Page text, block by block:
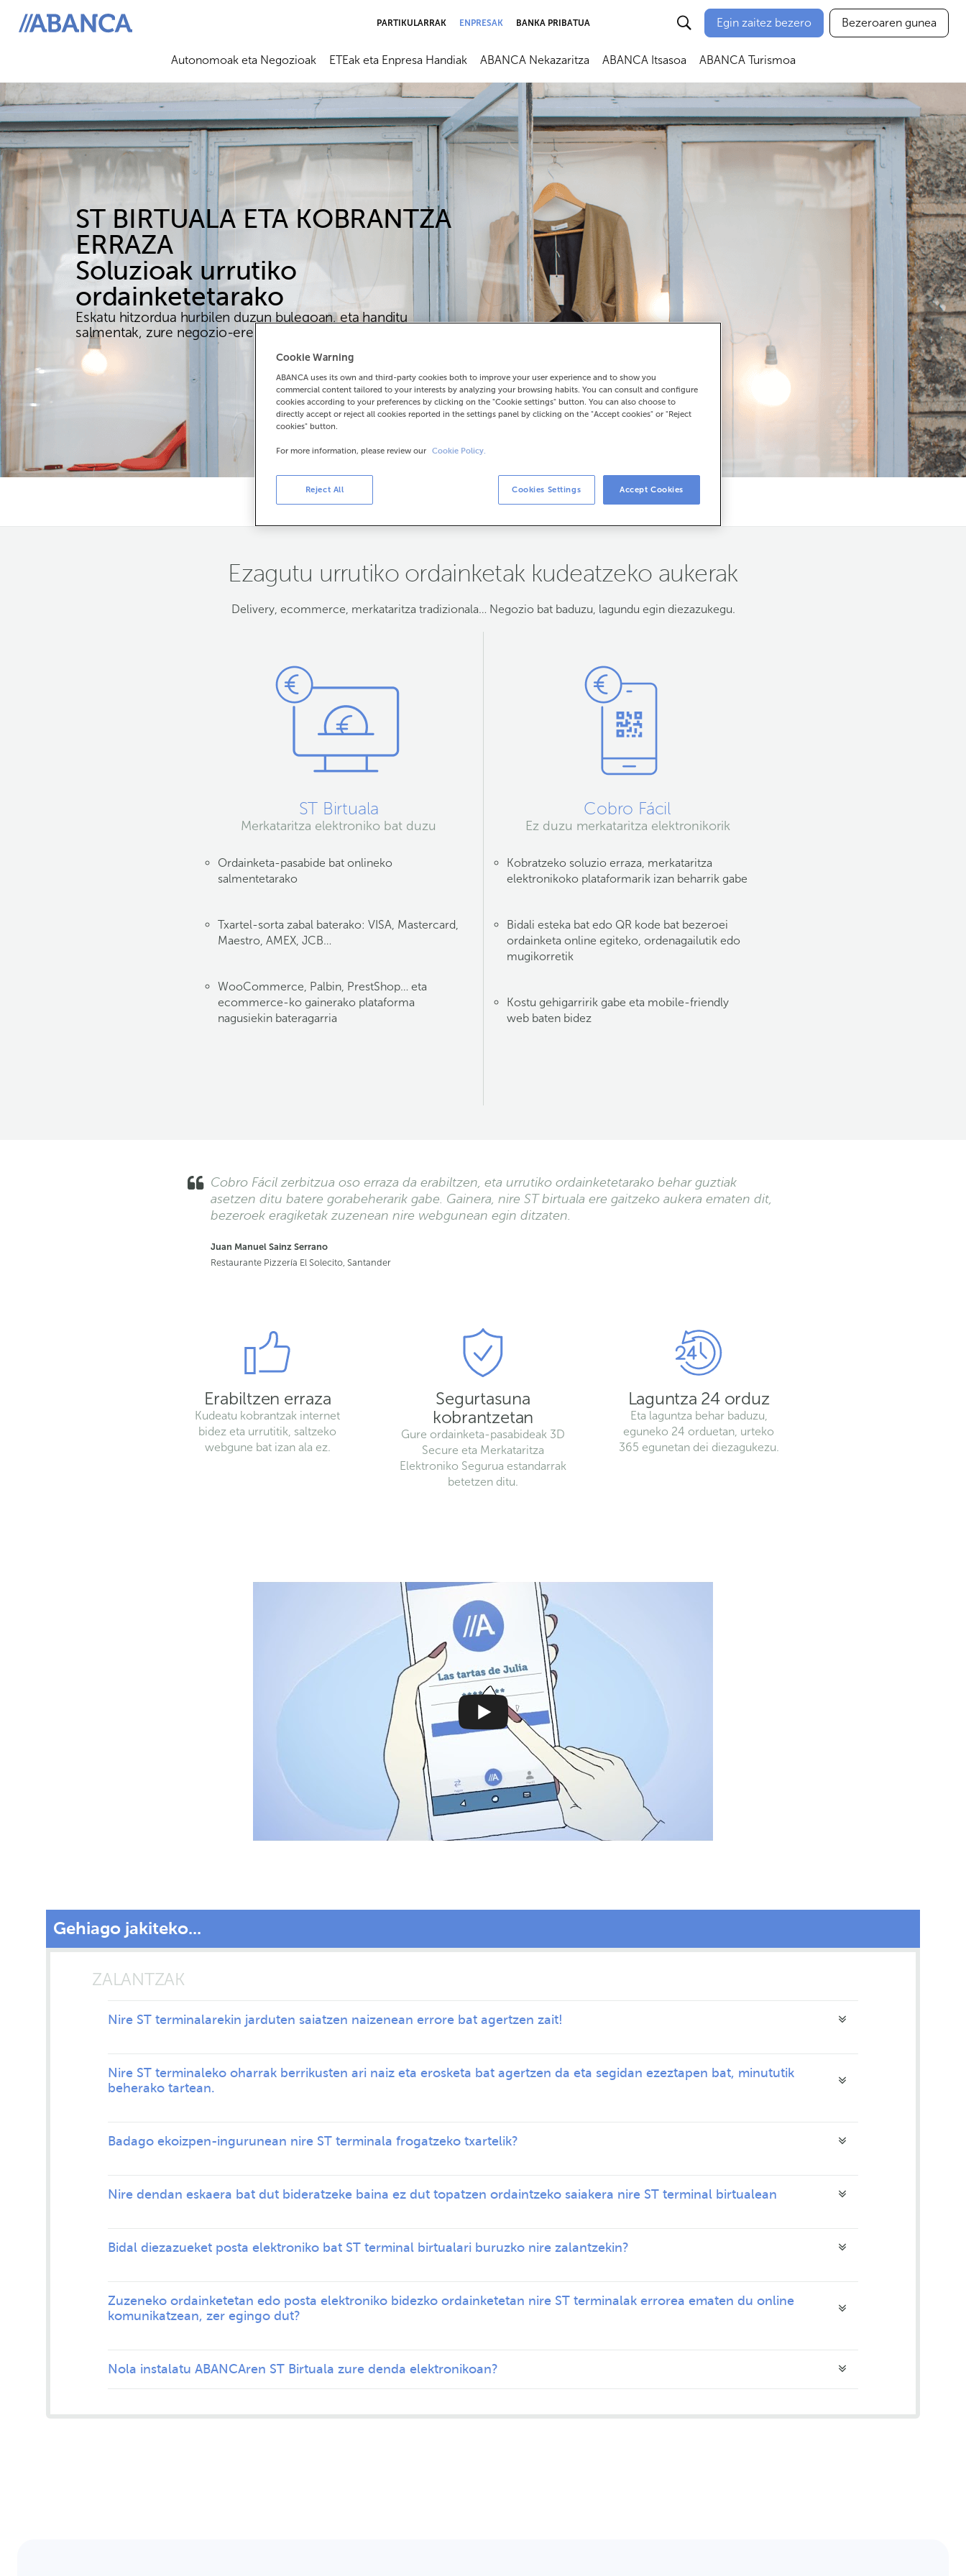
ABANCA
PARTIKULARRAK ENPRESAK BANKA PRIBATUA Egin zaitez bezero Bezeroaren gunea
Autonomoak eta Negozioak ETEak eta Enpresa Handiak ABANCA Nekazaritza ABANCA Itsasoa ABANCA Turismoa
ST BIRTUALA ETA KOBRANTZA
ERRAZA
Soluzioak urrutiko
ordainketetarako
Eskatu hitzordua hurbilen duzun bulegoan, eta handitu
salmentak, zure negozio-eredua edozein dela ere.
Egin ezazu eskaera
Ezagutu urrutiko ordainketak kudeatzeko aukerak
Delivery, ecommerce, merkataritza tradizionala… Negozio bat baduzu, lagundu egin diezazukegu.
ST Birtuala
Merkataritza elektroniko bat duzu
Ordainketa-pasabide bat onlineko
salmentetarako
Txartel-sorta zabal baterako: VISA, Mastercard,
Maestro, AMEX, JCB…
WooCommerce, Palbin, PrestShop… eta
ecommerce-ko gainerako plataforma
nagusiekin bateragarria
Cobro Fácil
Ez duzu merkataritza elektronikorik
Kobratzeko soluzio erraza, merkataritza
elektronikoko plataformarik izan beharrik gabe
Bidali esteka bat edo QR kode bat bezeroei
ordainketa online egiteko, ordenagailutik edo
mugikorretik
Kostu gehigarririk gabe eta mobile-friendly
web baten bidez
Cobro Fácil zerbitzua oso erraza da erabiltzen, eta urrutiko ordainketetarako behar guztiak
asetzen ditu batere gorabeherarik gabe. Gainera, nire ST birtuala ere gaitzeko aukera ematen dit,
bezeroek eragiketak zuzenean nire webgunean egin ditzaten.
Juan Manuel Sainz Serrano
Restaurante Pizzería El Solecito, Santander
Erabiltzen erraza
Kudeatu kobrantzak internet
bidez eta urrutitik, saltzeko
webgune bat izan ala ez.
Segurtasuna
kobrantzetan
Gure ordainketa-pasabideak 3D
Secure eta Merkataritza
Elektroniko Segurua estandarrak
betetzen ditu.
Laguntza 24 orduz
Eta laguntza behar baduzu,
eguneko 24 orduetan, urteko
365 egunetan dei diezagukezu.
Gehiago jakiteko...
ZALANTZAK
Nire ST terminalarekin jarduten saiatzen naizenean errore bat agertzen zait!
Nire ST terminaleko oharrak berrikusten ari naiz eta erosketa bat agertzen da eta segidan ezeztapen bat, minututik
beherako tartean.
Badago ekoizpen-ingurunean nire ST terminala frogatzeko txartelik?
Nire dendan eskaera bat dut bideratzeke baina ez dut topatzen ordaintzeko saiakera nire ST terminal birtualean
Bidal diezazueket posta elektroniko bat ST terminal birtualari buruzko nire zalantzekin?
Zuzeneko ordainketetan edo posta elektroniko bidezko ordainketetan nire ST terminalak errorea ematen du online
komunikatzean, zer egingo dut?
Nola instalatu ABANCAren ST Birtuala zure denda elektronikoan?
Cookie Warning
ABANCA uses its own and third-party cookies both to improve your user experience and to show you
commercial content tailored to your interests by analyzing your browsing habits. You can consult and configure
cookies according to your preferences by clicking on the "Cookie settings" button. You can also choose to
directly accept or reject all cookies reported in the settings panel by clicking on the "Accept cookies" or "Reject
cookies" button.
For more information, please review our Cookie Policy.
Reject All Cookies Settings Accept Cookies